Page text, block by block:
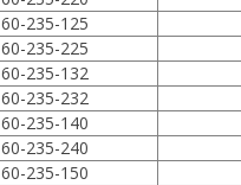
60-235-125
60-235-225
60-235-132
60-235-232
60-235-140
60-235-240
60-235-150